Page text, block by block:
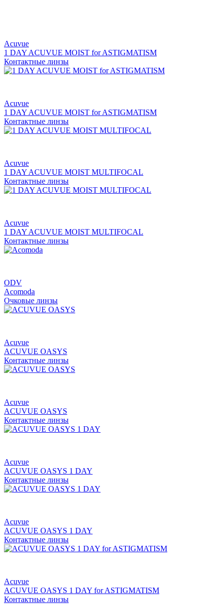
Acuvue
1 DAY ACUVUE MOIST for ASTIGMATISM
Контактные линзы
Acuvue
1 DAY ACUVUE MOIST for ASTIGMATISM
Контактные линзы
Acuvue
1 DAY ACUVUE MOIST MULTIFOCAL
Контактные линзы
Acuvue
1 DAY ACUVUE MOIST MULTIFOCAL
Контактные линзы
ODV
Acomoda
Очковые линзы
Acuvue
ACUVUE OASYS
Контактные линзы
Acuvue
ACUVUE OASYS
Контактные линзы
Acuvue
ACUVUE OASYS 1 DAY
Контактные линзы
Acuvue
ACUVUE OASYS 1 DAY
Контактные линзы
Acuvue
ACUVUE OASYS 1 DAY for ASTIGMATISM
Контактные линзы